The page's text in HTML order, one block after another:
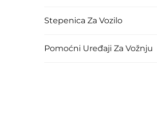
Stepenica Za Vozilo
Pomoćni Uređaji Za Vožnju